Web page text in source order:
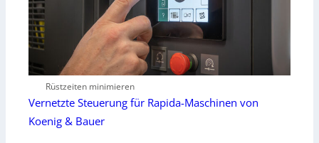
Rüstzeiten minimieren
Vernetzte Steuerung für Rapida-Maschinen von
Koenig & Bauer